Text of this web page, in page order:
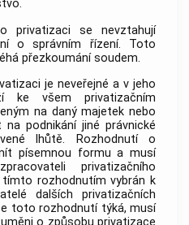
privatizaci se nevztahují
o správním řízení. Toto
přezkoumání soudem.
je neveřejné a v jeho
ke všem privatizačním
na daný majetek nebo
podnikání jiné právnické
lhůtě. Rozhodnutí o
písemnou formu a musí
privatizačního
rozhodnutím vybrán k
dalších privatizačních
toto rozhodnutí týká, musí